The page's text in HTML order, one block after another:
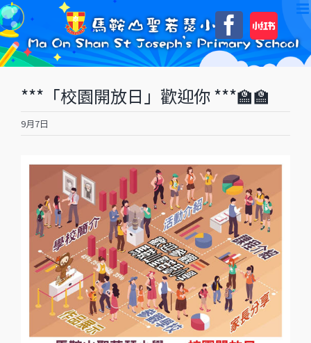
Skip
to
content
自
訂
***「校園開放日」歡迎你 ***🏫🏫
9月7日